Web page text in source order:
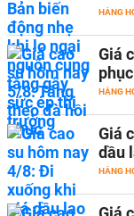
HÀNG
Giá
phục
HÀNG
Giá
dầu
HÀNG